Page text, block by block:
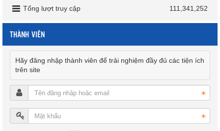
Tổng lượt truy cập
111,341,252
THÀNH VIÊN
Hãy đăng nhập thành viên để trải nghiệm đầy đủ các tiện ích
trên site